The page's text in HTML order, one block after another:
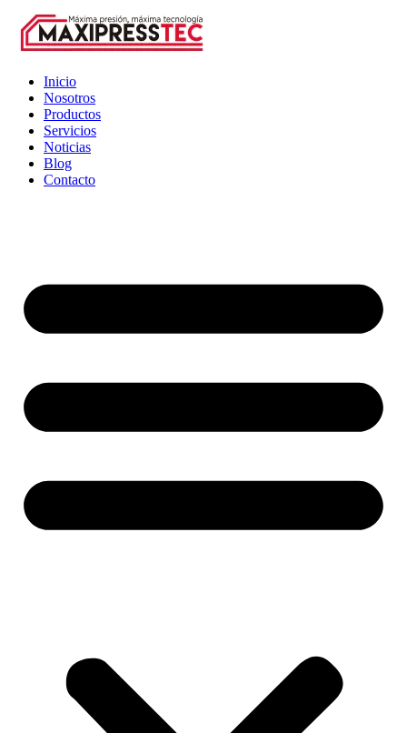
Inicio
Nosotros
Productos
Servicios
Noticias
Blog
Contacto